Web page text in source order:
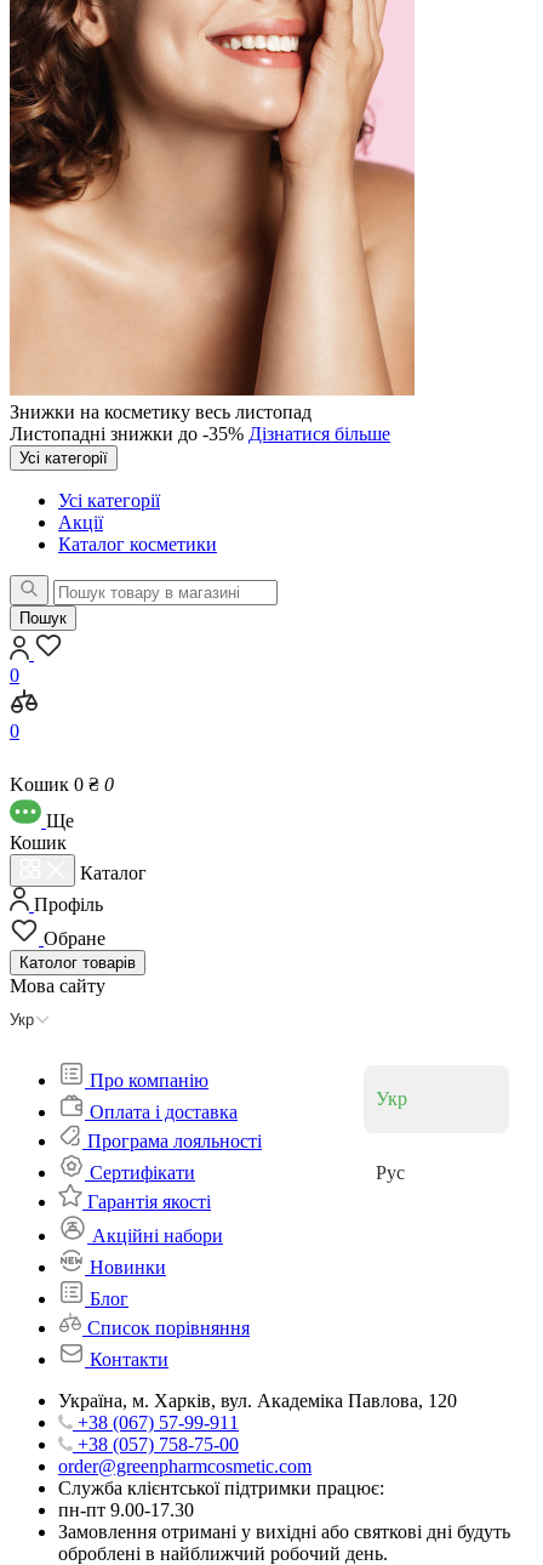
Знижки на косметику весь листопад
Листопадні знижки до -35% Дізнатися більше
Усі категорії
Усі категорії
Акції
Каталог косметики
Пошук
0
0
Kошик 0 ₴ 0
Ще
Кошик
Каталог
Профіль
Обране
Католог товарів
Мова сайту
Укр
Укр
Рус
Про компанію
Оплата і доставка
Програма лояльності
Cертифікати
Гарантія якості
Акційні набори
Новинки
Блог
Список порівняння
Контакти
Україна, м. Харків, вул. Академіка Павлова, 120
+38 (067) 57-99-911
+38 (057) 758-75-00
order@greenpharmcosmetic.com
Служба клієнтської підтримки працює:
пн-пт 9.00-17.30
Замовлення отримані у вихідні або святкові дні будуть
оброблені в найближчий робочий день.